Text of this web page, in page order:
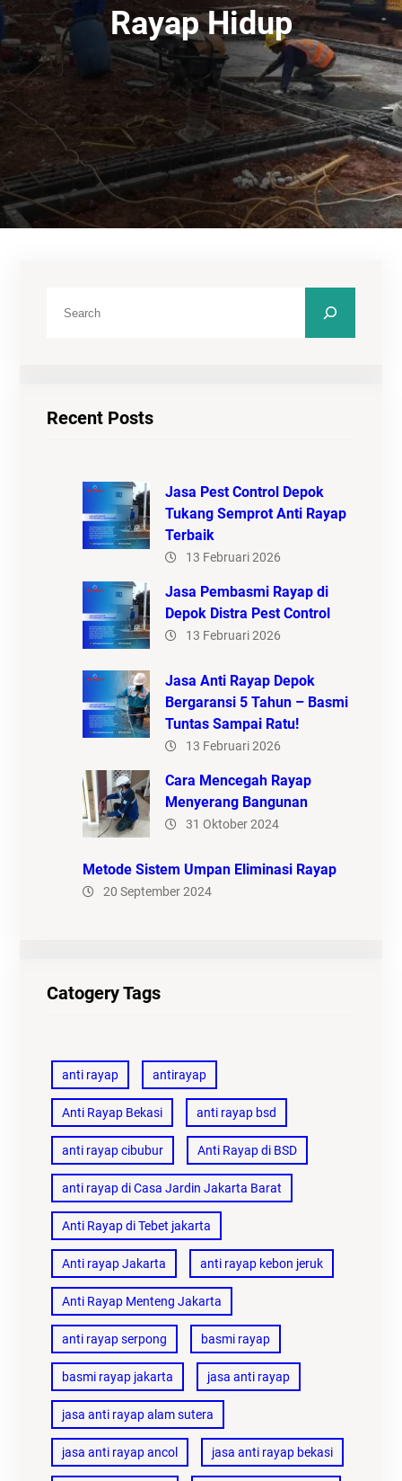
Rayap Hidup
Recent Posts
Jasa Pest Control Depok
Tukang Semprot Anti Rayap
Terbaik
13 Februari 2026
Jasa Pembasmi Rayap di
Depok Distra Pest Control
13 Februari 2026
Jasa Anti Rayap Depok
Bergaransi 5 Tahun – Basmi
Tuntas Sampai Ratu!
13 Februari 2026
Cara Mencegah Rayap
Menyerang Bangunan
31 Oktober 2024
Metode Sistem Umpan Eliminasi Rayap
20 September 2024
Catogery Tags
anti rayap antirayap
Anti Rayap Bekasi anti rayap bsd
anti rayap cibubur Anti Rayap di BSD
anti rayap di Casa Jardin Jakarta Barat
Anti Rayap di Tebet jakarta
Anti rayap Jakarta anti rayap kebon jeruk
Anti Rayap Menteng Jakarta
anti rayap serpong basmi rayap
basmi rayap jakarta jasa anti rayap
jasa anti rayap alam sutera
jasa anti rayap ancol jasa anti rayap bekasi